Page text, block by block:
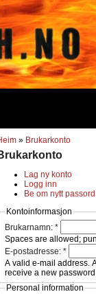
» Brukarkonto
Lag ny konto
Logg inn
Be om nytt passord
Kontoinformasjon
Brukarnamn:*
Spaces are allowed;
E-postadresse:*
A valid e-mail address.
receive a new
Personal information